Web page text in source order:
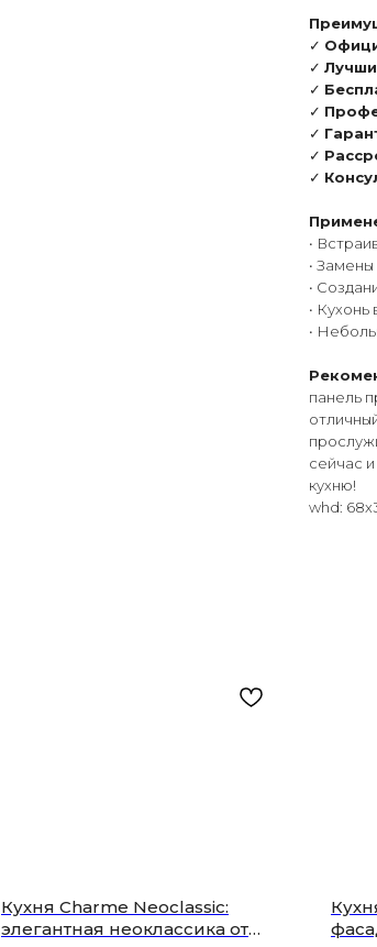
✓
✓
✓
✓
✓
✓
✓
•
•
•
•
•
панель
сейчас
кухню!
whd:
Кухня Charme Neoclassic:
элегантная неоклассика от